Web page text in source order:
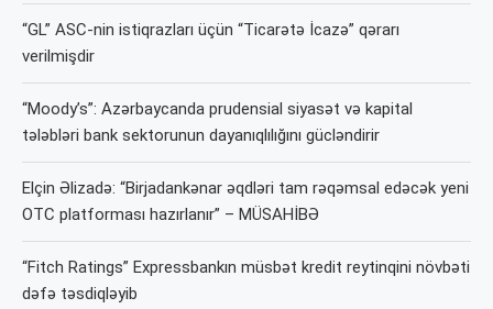
“GL” ASC-nin istiqrazları üçün “Ticarətə İcazə” qərarı
verilmişdir
“Moody’s”: Azərbaycanda prudensial siyasət və kapital
tələbləri bank sektorunun dayanıqlılığını gücləndirir
Elçin Əlizadə: “Birjadankənar əqdləri tam rəqəmsal edəcək yeni
OTC platforması hazırlanır” – MÜSAHİBƏ
“Fitch Ratings” Expressbankın müsbət kredit reytinqini növbəti
dəfə təsdiqləyib